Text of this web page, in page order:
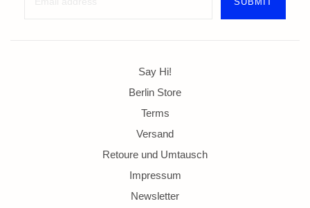
Say Hi!
Berlin Store
Terms
Versand
Retoure und Umtausch
Impressum
Newsletter